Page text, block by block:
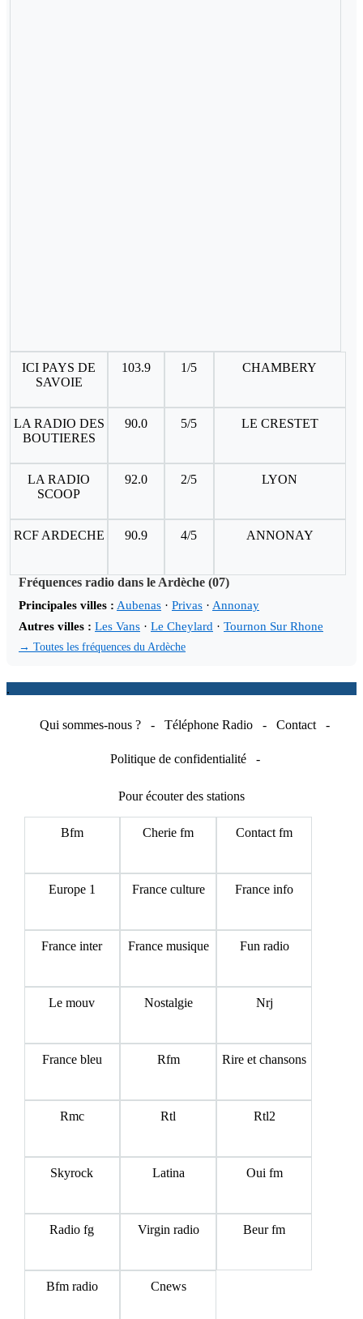
ICI PAYS DE
SAVOIE
103.9 1/5 CHAMBERY
LA RADIO DES
BOUTIERES
90.0 5/5 LE CRESTET
LA RADIO
SCOOP
92.0 2/5 LYON
RCF ARDECHE 90.9 4/5 ANNONAY
Fréquences radio dans le Ardèche (07)
Principales villes : Aubenas · Privas · Annonay
Autres villes : Les Vans · Le Cheylard · Tournon Sur Rhone
→ Toutes les fréquences du Ardèche
.
Qui sommes-nous ? - Téléphone Radio - Contact -
Politique de confidentialité -
Pour écouter des stations
Bfm Cherie fm Contact fm
Europe 1 France culture France info
France inter France musique Fun radio
Le mouv Nostalgie Nrj
France bleu Rfm Rire et chansons
Rmc Rtl Rtl2
Skyrock Latina Oui fm
Radio fg Virgin radio Beur fm
Bfm radio Cnews